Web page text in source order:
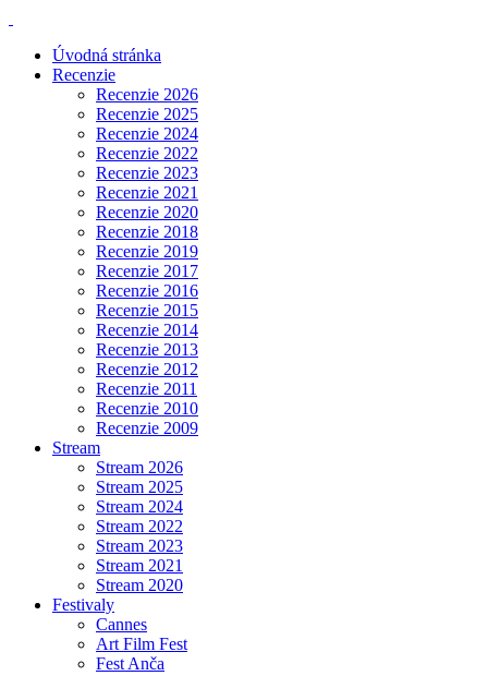
Úvodná stránka
Recenzie
Recenzie 2026
Recenzie 2025
Recenzie 2024
Recenzie 2022
Recenzie 2023
Recenzie 2021
Recenzie 2020
Recenzie 2018
Recenzie 2019
Recenzie 2017
Recenzie 2016
Recenzie 2015
Recenzie 2014
Recenzie 2013
Recenzie 2012
Recenzie 2011
Recenzie 2010
Recenzie 2009
Stream
Stream 2026
Stream 2025
Stream 2024
Stream 2022
Stream 2023
Stream 2021
Stream 2020
Festivaly
Cannes
Art Film Fest
Fest Anča